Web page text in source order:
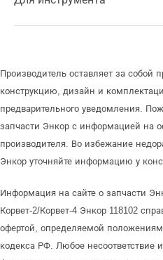
Производитель оставляет за собой
конструкцию, дизайн и
предварительного уведомления.
запчасти Энкор с информацией на
производителя. Во избежание
Энкор уточняйте информацию у
Информация на сайте о запчасти
Корвет-2/Корвет-4 Энкор 118102
офертой, определяемой
кодекса РФ. Любое несоответствие